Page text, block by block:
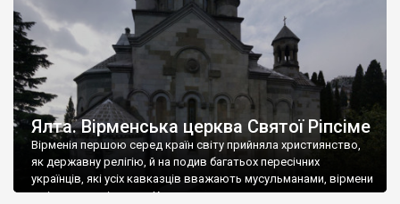
Ялта. Вірменська церква Святої Ріпсіме
Вірменія першою серед країн світу прийняла християнство,
як державну релігію, й на подив багатьох пересічних
українців, які усіх кавказців вважають мусульманами, вірмени
є відданими вірянами Христа